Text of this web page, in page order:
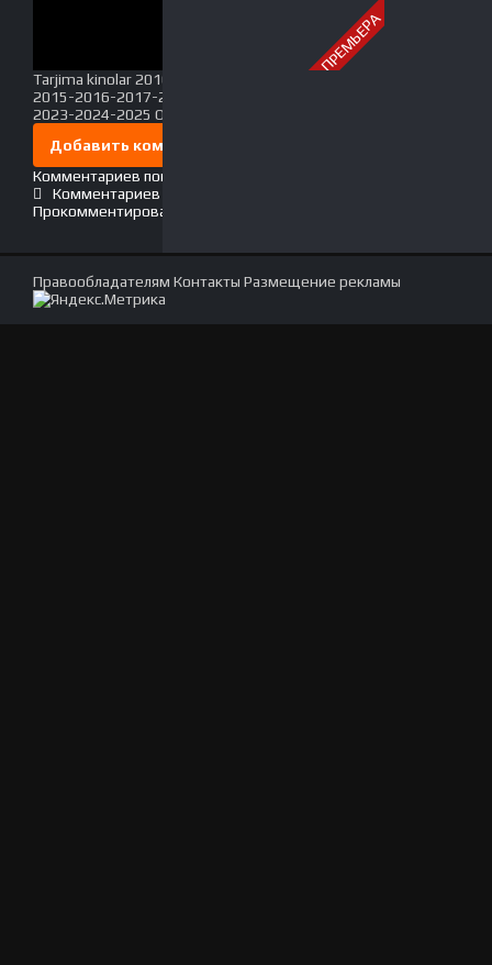
ПРЕМЬЕРА
Tarjima kinolar 2010-2011-2012-2013-2014-
2015-2016-2017-2018-2019-2020-2021-2022-
2023-2024-2025 O'zbek tilida Uzbek tarjima Full HD
Добавить комментарий
Комментариев пока нет. Стань первым!
Комментариев (0)
Прокомментировать
Правообладателям Контакты Размещение рекламы